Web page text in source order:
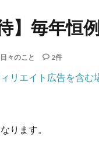
】毎年恒
日々のこと 2件
リエイト広告を含む
ります。